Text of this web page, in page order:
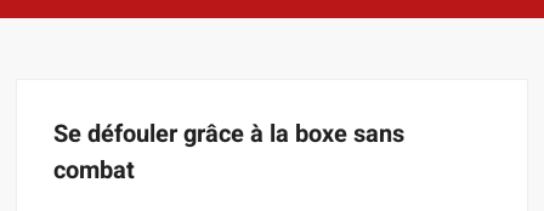
Se défouler grâce à la boxe sans
combat